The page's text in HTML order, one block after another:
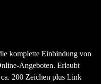
komplette Einbindung von
Angeboten. Erlaubt
200 Zeichen plus Link